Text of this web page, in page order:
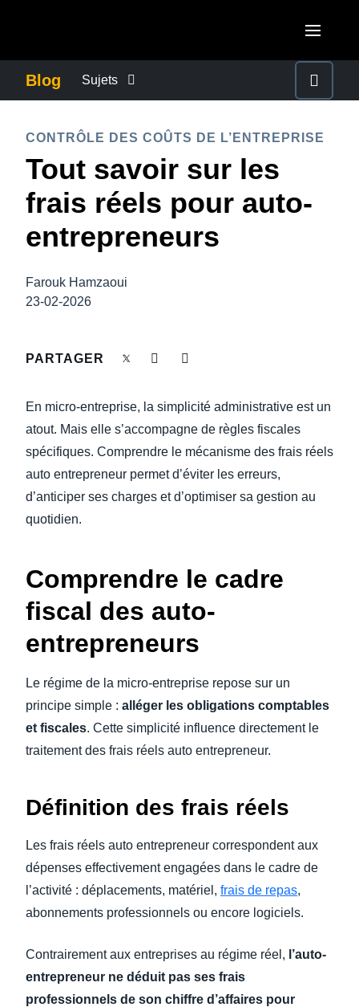
Canada (Français)
México (Español)
Brasil (Português)
EUROPE
United Kingdom (English)
Belgium (English)
España (Español)
Norway (English)
ASIA PACIFIC
Australia (English)
India (English)
Blog Sujets
CONTINUITÉ DES AFFAIRES
CONTRÔLE DES COÛTS DE L’ENTREPRISE
DEVOIR DE PROTECTION
FRAIS DE DÉPLACEMENT
L’EXPÉRIENCE EMPLOYÉ
CONTRÔLE DES COÛTS DE L’ENTREPRISE
Tout savoir sur les
frais réels pour auto-
entrepreneurs
Farouk Hamzaoui
23-02-2026
PARTAGER
En micro-entreprise, la simplicité administrative est un
atout. Mais elle s’accompagne de règles fiscales
spécifiques. Comprendre le mécanisme des frais réels
auto entrepreneur permet d’éviter les erreurs,
d’anticiper ses charges et d’optimiser sa gestion au
quotidien.
Comprendre le cadre
fiscal des auto-
entrepreneurs
Le régime de la micro-entreprise repose sur un
principe simple : alléger les obligations comptables
et fiscales. Cette simplicité influence directement le
traitement des frais réels auto entrepreneur.
Définition des frais réels
Les frais réels auto entrepreneur correspondent aux
dépenses effectivement engagées dans le cadre de
l’activité : déplacements, matériel, frais de repas,
abonnements professionnels ou encore logiciels.
Contrairement aux entreprises au régime réel, l’auto-
entrepreneur ne déduit pas ses frais
professionnels de son chiffre d’affaires pour